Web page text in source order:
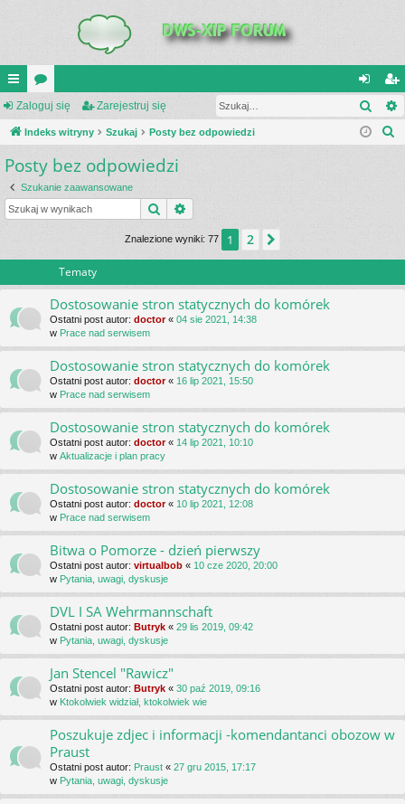
UI
C
K
_L
IN
or
a
al
og
ar
ej
Zaloguj się Zarejestruj się
Indeks witryny Szukaj Posty bez odpowiedzi
Posty bez odpowiedzi
Szukanie zaawansowane
Szukaj
Znalezione wyniki: 77 1 2
Tematy
Dostosowanie stron statycznych do komórek
Ostatni post autor: doctor« 04 sie 2021, 14:38
w Prace nad serwisem
Dostosowanie stron statycznych do komórek
Ostatni post autor: doctor« 16 lip 2021, 15:50
w Prace nad serwisem
Dostosowanie stron statycznych do komórek
Ostatni post autor: doctor« 14 lip 2021, 10:10
w Aktualizacje i plan pracy
Dostosowanie stron statycznych do komórek
Ostatni post autor: doctor« 10 lip 2021, 12:08
w Prace nad serwisem
Bitwa o Pomorze - dzień pierwszy
Ostatni post autor: virtualbob « 10 cze 2020, 20:00
w Pytania, uwagi, dyskusje
DVL I SA Wehrmannschaft
Ostatni post autor: Butryk « 29 lis 2019, 09:42
w Pytania, uwagi, dyskusje
Jan Stencel "Rawicz"
Ostatni post autor: Butryk « 30 paź 2019, 09:16
w Ktokolwiek widział, ktokolwiek wie
Poszukuje zdjec i informacji -komendantanci obozow w
Praust
Ostatni post autor: Praust « 27 gru 2015, 17:17
w Pytania, uwagi, dyskusje